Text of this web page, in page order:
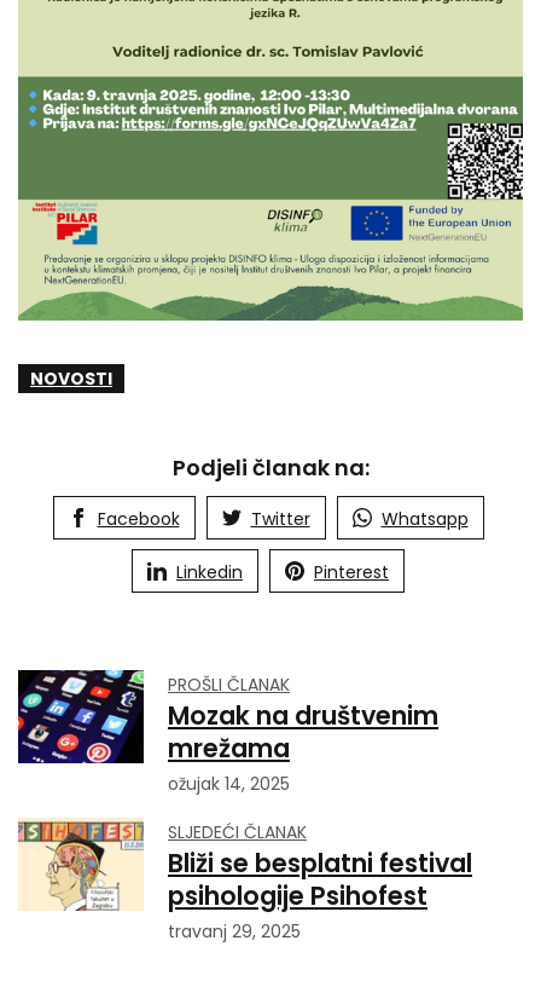
NOVOSTI
Podjeli članak na:
Facebook Twitter Whatsapp
Linkedin Pinterest
PROŠLI ČLANAK
Mozak na društvenim
mrežama
ožujak 14, 2025
SLJEDEĆI ČLANAK
Bliži se besplatni festival
psihologije Psihofest
travanj 29, 2025